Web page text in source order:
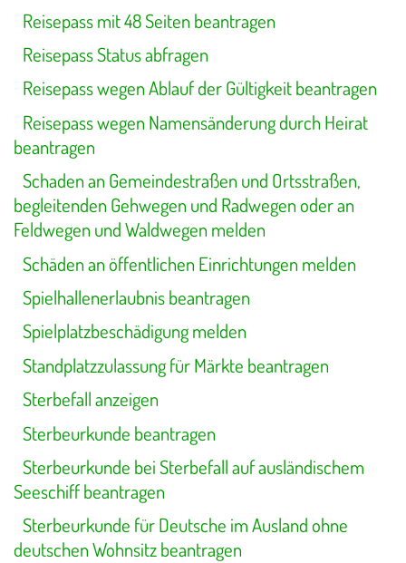
Reisepass mit 48 Seiten beantragen
Reisepass Status abfragen
Reisepass wegen Ablauf der Gültigkeit beantragen
Reisepass wegen Namensänderung durch Heirat
beantragen
Schaden an Gemeindestraßen und Ortsstraßen,
begleitenden Gehwegen und Radwegen oder an
Feldwegen und Waldwegen melden
Schäden an öffentlichen Einrichtungen melden
Spielhallenerlaubnis beantragen
Spielplatzbeschädigung melden
Standplatzzulassung für Märkte beantragen
Sterbefall anzeigen
Sterbeurkunde beantragen
Sterbeurkunde bei Sterbefall auf ausländischem
Seeschiff beantragen
Sterbeurkunde für Deutsche im Ausland ohne
deutschen Wohnsitz beantragen